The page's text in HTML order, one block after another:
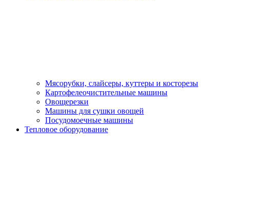
Мясорубки, слайсеры, куттеры и косторезы
Картофелеочистительные машины
Овощерезки
Машины для сушки овощей
Посудомоечные машины
Тепловое оборудование